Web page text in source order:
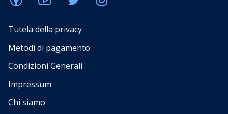
Tutela della privacy
Metodi di pagamento
Condizioni Generali
Impressum
Chi siamo